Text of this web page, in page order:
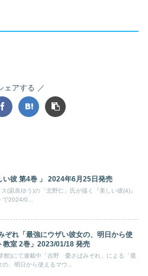
ェアする
い彼 第4巻 」 2024年6月25日発売
(凪良ゆう)の「北野仁」氏が描く『美しい彼(4)』
で2024/0...
ぞれ「最強にウザい彼女の、明日から使
教室 2巻」2023/01/18 発売
館)にて連載中「吉野 憂さばみぞれ」による「最
の、明日から使えるマウ...